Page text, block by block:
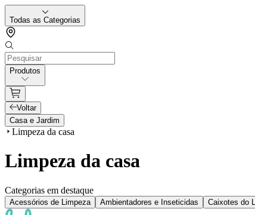
Todas as Categorias
Produtos
Voltar
Casa e Jardim
Limpeza da casa
Limpeza da casa
Categorias em destaque
Acessórios de Limpeza Ambientadores e Inseticidas Caixotes do